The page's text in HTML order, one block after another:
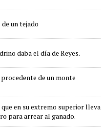
un tejado
daba el día de Reyes.
de un monte
en su extremo superior lleva
para arrear al ganado.